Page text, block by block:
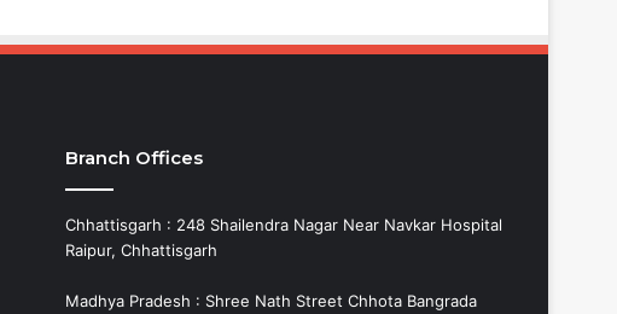
Branch Offices
Chhattisgarh : 248 Shailendra Nagar Near Navkar Hospital
Raipur, Chhattisgarh
Madhya Pradesh : Shree Nath Street Chhota Bangrada